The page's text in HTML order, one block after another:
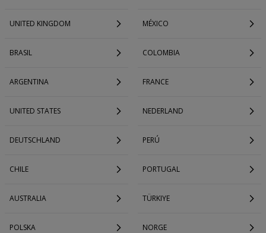
UNITED KINGDOM MÉXICO
BRASIL COLOMBIA
ARGENTINA FRANCE
UNITED STATES NEDERLAND
DEUTSCHLAND PERÚ
CHILE PORTUGAL
AUSTRALIA TÜRKIYE
POLSKA NORGE